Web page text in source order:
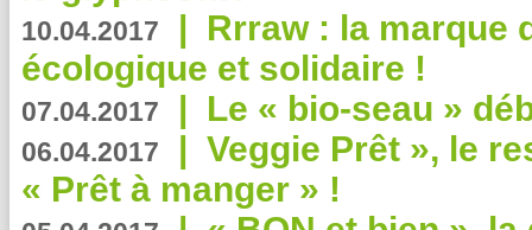
10.04.2017 | Rrraw : la marque
écologique et solidaire !
07.04.2017 | Le « bio-seau »
06.04.2017 | Veggie Prêt », le
« Prêt à manger » !